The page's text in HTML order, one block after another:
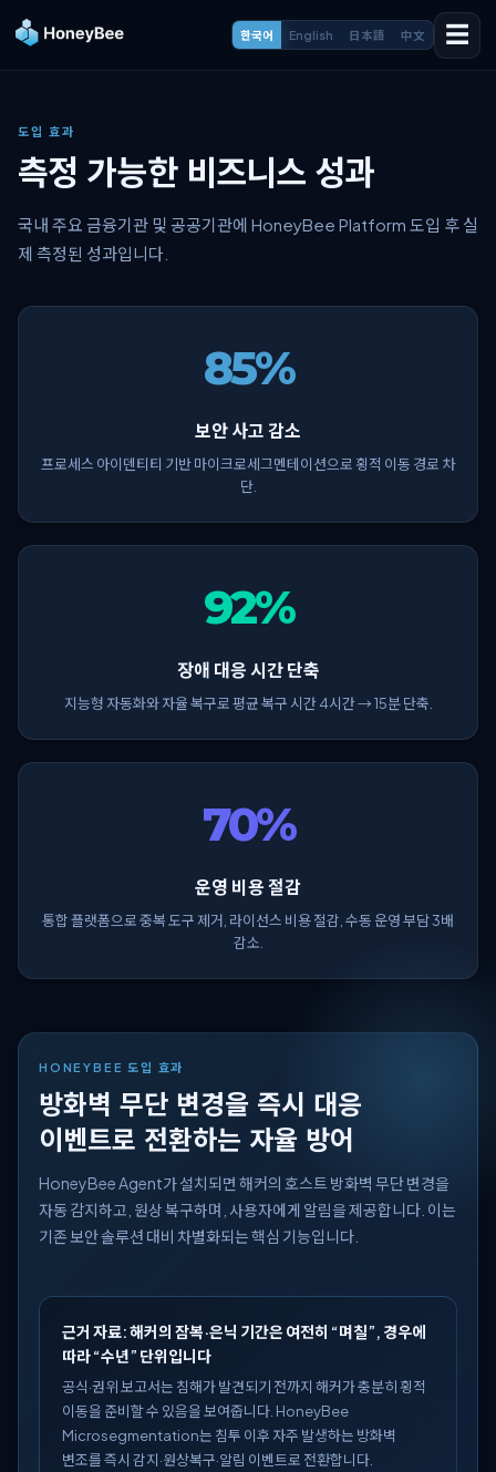
한국어 English 日本語 中文 ☰
도입 효과
측정 가능한 비즈니스 성과
국내 주요 금융기관 및 공공기관에 HoneyBee Platform 도입 후 실
제 측정된 성과입니다.
85%
보안 사고 감소
프로세스 아이덴티티 기반 마이크로세그멘테이션으로 횡적 이동 경로 차
단.
92%
장애 대응 시간 단축
지능형 자동화와 자율 복구로 평균 복구 시간 4시간 → 15분 단축.
70%
운영 비용 절감
통합 플랫폼으로 중복 도구 제거, 라이선스 비용 절감, 수동 운영 부담 3배
감소.
HONEYBEE 도입 효과
방화벽 무단 변경을 즉시 대응
이벤트로 전환하는 자율 방어
HoneyBee Agent가 설치되면 해커의 호스트 방화벽 무단 변경을
자동 감지하고, 원상 복구하며, 사용자에게 알림을 제공합니다. 이는
기존 보안 솔루션 대비 차별화되는 핵심 기능입니다.
근거 자료: 해커의 잠복·은닉 기간은 여전히 “며칠”, 경우에
따라 “수년” 단위입니다
공식·권위 보고서는 침해가 발견되기 전까지 해커가 충분히 횡적
이동을 준비할 수 있음을 보여줍니다. HoneyBee
Microsegmentation는 침투 이후 자주 발생하는 방화벽
변조를 즉시 감지·원상복구·알림 이벤트로 전환합니다.